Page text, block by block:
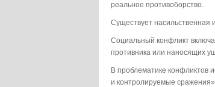
реальное противоборство.
Существует насильственная
Социальный конфликт
противника или наносящих
В проблематике конфликтов
и контролируемые